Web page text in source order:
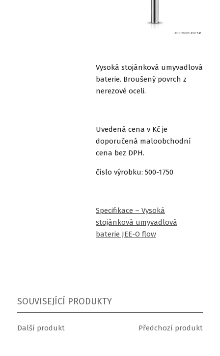
Vysoká stojánková umyvadlová
baterie. Broušený povrch z
nerezové oceli.
Uvedená cena v Kč je
doporučená maloobchodní
cena bez DPH.
číslo výrobku: 500-1750
Specifikace – Vysoká
stojánková umyvadlová
baterie JEE-O flow
SOUVISEJÍCÍ PRODUKTY
Další produkt Předchozí produkt